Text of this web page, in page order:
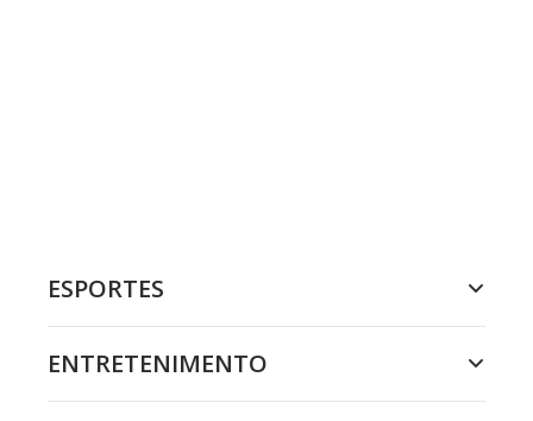
ESPORTES
ENTRETENIMENTO